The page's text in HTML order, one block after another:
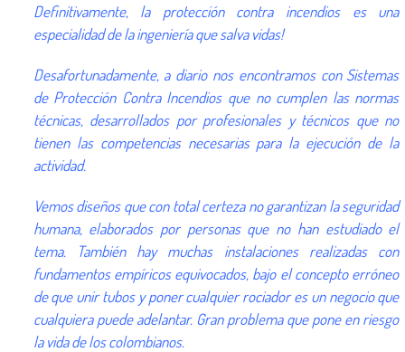
Definitivamente, la protección contra incendios es una
especialidad de la ingeniería que salva vidas!
Desafortunadamente, a diario nos encontramos con Sistemas
de Protección Contra Incendios que no cumplen las normas
técnicas, desarrollados por profesionales y técnicos que no
tienen las competencias necesarias para la ejecución de la
actividad.
Vemos diseños que con total certeza no garantizan la seguridad
humana, elaborados por personas que no han estudiado el
tema. También hay muchas instalaciones realizadas con
fundamentos empíricos equivocados, bajo el concepto erróneo
de que unir tubos y poner cualquier rociador es un negocio que
cualquiera puede adelantar. Gran problema que pone en riesgo
la vida de los colombianos.